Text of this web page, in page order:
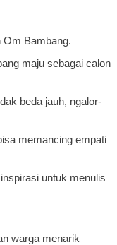
Om Bambang.
maju sebagai calon
beda jauh, ngalor-
memancing empati
untuk menulis
warga menarik